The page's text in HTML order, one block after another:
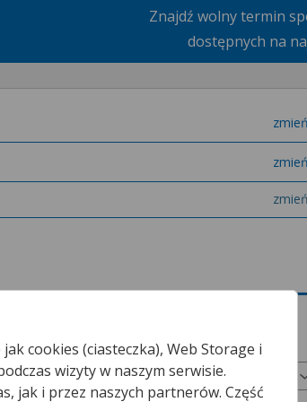
Znajdź wolny termin
dostępnych na
zmień
miasto
zmień
zmień
Skierowanie Odpłatność
cookies (ciasteczka), Web Storage i
wizyty w naszym serwisie.
jak i przez naszych partnerów. Część